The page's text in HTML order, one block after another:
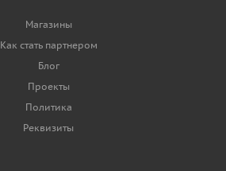
Магазины
Как стать партнером
Блог
Проекты
Политика
Реквизиты